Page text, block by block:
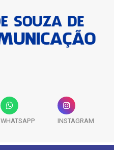
WHATSAPP INSTAGRAM